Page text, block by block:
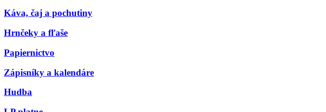
Káva, čaj a pochutiny
Hrnčeky a fľaše
Papiernictvo
Zápisníky a kalendáre
Hudba